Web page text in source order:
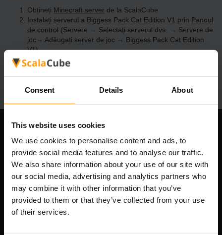
Consent Details About
This website uses cookies
We use cookies to personalise content and ads, to
provide social media features and to analyse our traffic.
We also share information about your use of our site with
our social media, advertising and analytics partners who
may combine it with other information that you’ve
provided to them or that they’ve collected from your use
of their services.
Obțineți Minecraft server de la ScalaCube
Instalați serverul a Biggess Pack Cat Edition V1 prin Panoul
de control (Servere → Selectați serverul dvs. → Servere de
joc→ Adăugați server de joc → Biggess Pack Cat Edition
V1)
Bucurați-vă de joc pe server!
Scalable Hosting Solutions OÜ
Cod de înregistrare: 14652605
cod fiscal: EE102133820
Adresă: Harju maakond, Tallinn, Kesklinna linnaosa,